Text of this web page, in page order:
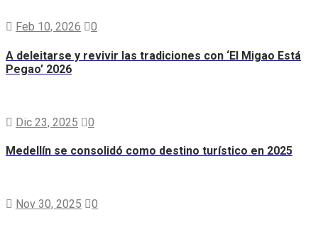
Feb 10, 2026 0
A deleitarse y revivir las tradiciones con ‘El Migao Está
Pegao’ 2026
Dic 23, 2025 0
Medellín se consolidó como destino turístico en 2025
Nov 30, 2025 0